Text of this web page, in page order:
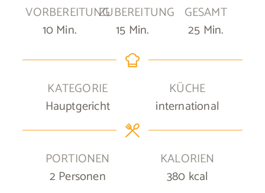
VORBEREITUNG
10Minuten
Min.
ZUBEREITUNG
15Minuten
Min.
GESAMT
25Minuten
Min.
KATEGORIE
Hauptgericht
KÜCHE
international
PORTIONEN
2 Personen
KALORIEN
380 kcal